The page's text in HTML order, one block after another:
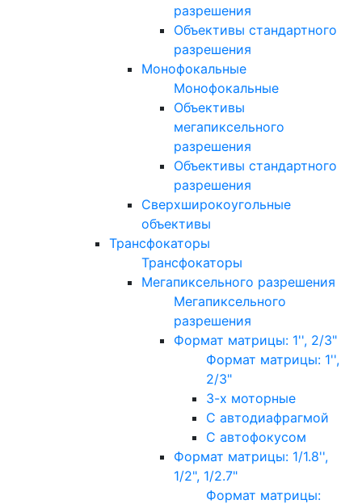
разрешения
Объективы стандартного
разрешения
Монофокальные
Монофокальные
Объективы
мегапиксельного
разрешения
Объективы стандартного
разрешения
Сверхширокоугольные
объективы
Трансфокаторы
Трансфокаторы
Мегапиксельного разрешения
Мегапиксельного
разрешения
Формат матрицы: 1'', 2/3"
Формат матрицы: 1'',
2/3"
3-х моторные
С автодиафрагмой
С автофокусом
Формат матрицы: 1/1.8'',
1/2", 1/2.7"
Формат матрицы: